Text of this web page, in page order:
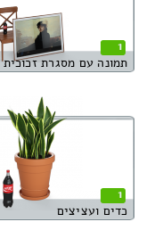
1
תמונה עם מסגרת זכוכית L
1
כדים ועציצים